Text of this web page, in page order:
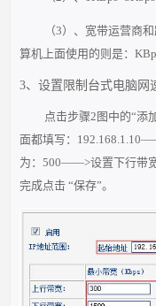
（3）、宽带运营商
算机上面使用的则是：
3、设置限制台式电脑网
点击步骤2图中的“添
面都填写：
为：500——>设置下行带
完成点击 “保存”。